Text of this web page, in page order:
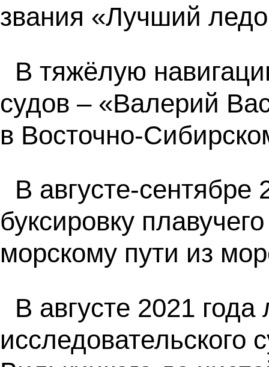
звания «Лучший
В тяжёлую
судов – «Валерий
в Восточно-
В августе-
буксировку
морскому пути из
В августе 2021